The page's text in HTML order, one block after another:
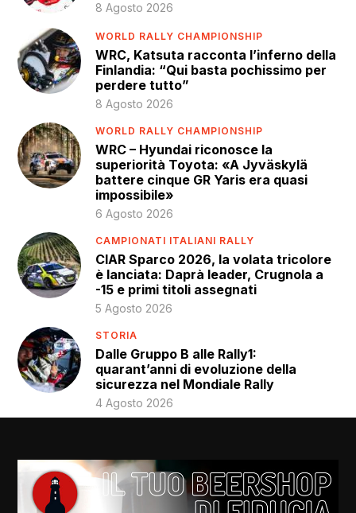
8 Agosto 2026
WORLD RALLY CHAMPIONSHIP
WRC, Katsuta racconta l’inferno della
Finlandia: “Qui basta pochissimo per
perdere tutto”
8 Agosto 2026
WORLD RALLY CHAMPIONSHIP
WRC – Hyundai riconosce la
superiorità Toyota: «A Jyväskylä
battere cinque GR Yaris era quasi
impossibile»
6 Agosto 2026
CAMPIONATI ITALIANI RALLY
CIAR Sparco 2026, la volata tricolore
è lanciata: Daprà leader, Crugnola a
-15 e primi titoli assegnati
5 Agosto 2026
STORIA
Dalle Gruppo B alle Rally1:
quarant’anni di evoluzione della
sicurezza nel Mondiale Rally
4 Agosto 2026